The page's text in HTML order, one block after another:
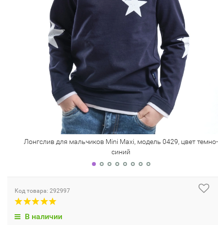
Лонгслив для мальчиков Mini Maxi, модель 0429, цвет темно-
синий
Код товара: 292997
В наличии